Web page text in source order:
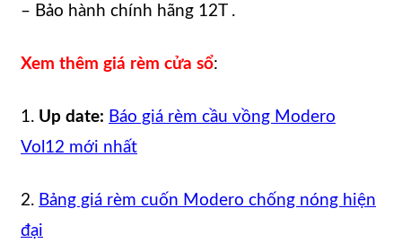
– Bảo hành chính hãng 12T .
Xem thêm giá rèm cửa sổ:
1. Up date: Báo giá rèm cầu vồng Modero
Vol12 mới nhất
2. Bảng giá rèm cuốn Modero chống nóng hiện
đại